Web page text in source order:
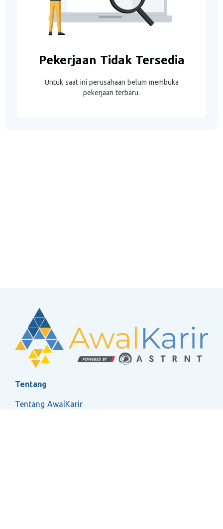
Pekerjaan Tidak Tersedia
Untuk saat ini perusahaan belum membuka
pekerjaan terbaru.
Tentang
Tentang AwalKarir